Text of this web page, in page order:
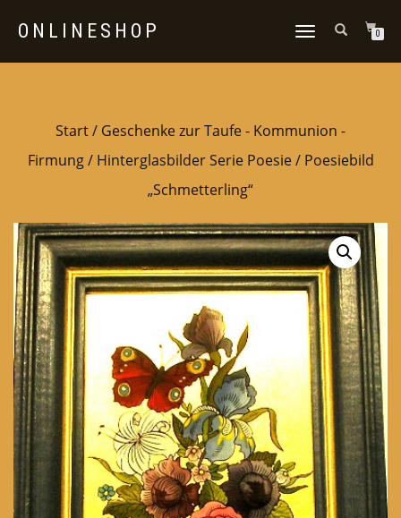
ONLINESHOP
NAVIGATION
0
Start/ Geschenke zur Taufe - Kommunion -
Firmung/ Hinterglasbilder Serie Poesie/ Poesiebild
„Schmetterling“